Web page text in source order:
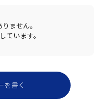
ません。
ています。
を書く